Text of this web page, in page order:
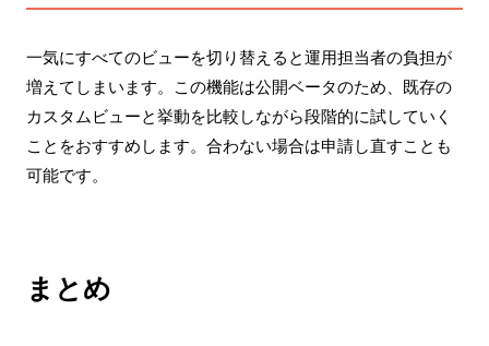
一気にすべてのビューを切り替えると運用担当者の負担が
増えてしまいます。この機能は公開ベータのため、既存の
カスタムビューと挙動を比較しながら段階的に試していく
ことをおすすめします。合わない場合は申請し直すことも
可能です。
まとめ